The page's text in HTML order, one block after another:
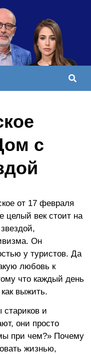
с
от 17 февраля
целый век стоит на
Он
у туристов. Да
любовь к
что каждый день
выжить.
и
они просто
при чем?» Почему
жизнью,